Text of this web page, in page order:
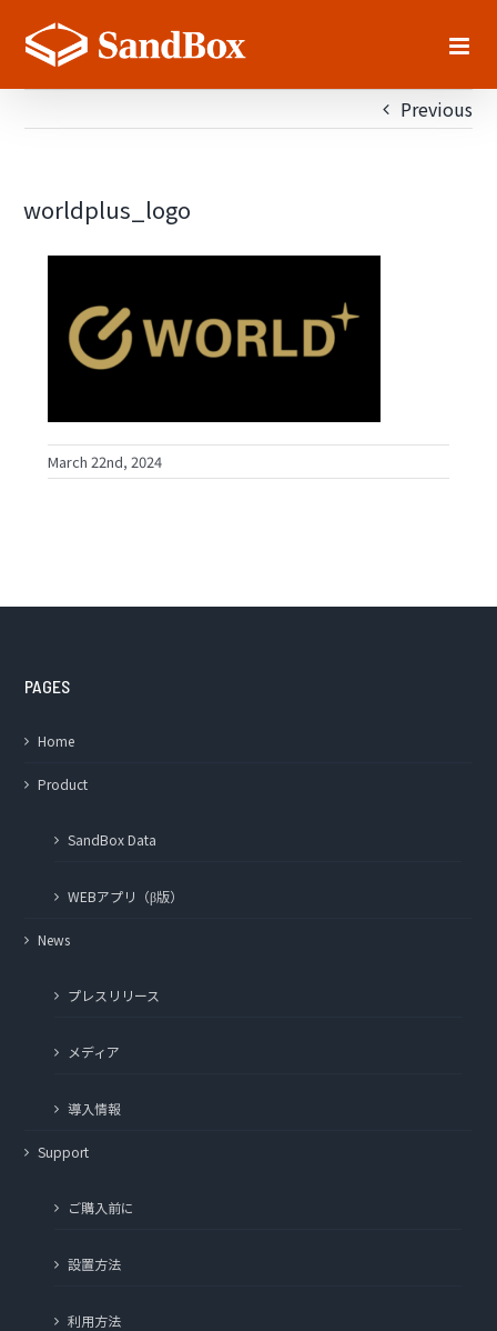
content
Previous
worldplus_logo
March 22nd, 2024
PAGES
Home
Product
SandBox Data
WEBアプリ（β版）
News
プレスリリース
メディア
導入情報
Support
ご購入前に
設置方法
利用方法